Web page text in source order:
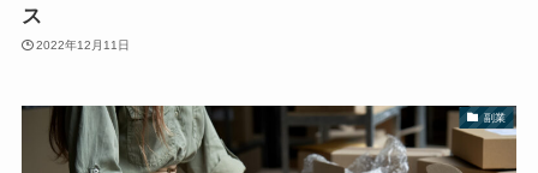
ス
2022年12月11日
副業